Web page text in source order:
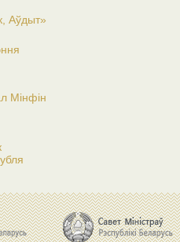
Аўдыт»
Мінфін